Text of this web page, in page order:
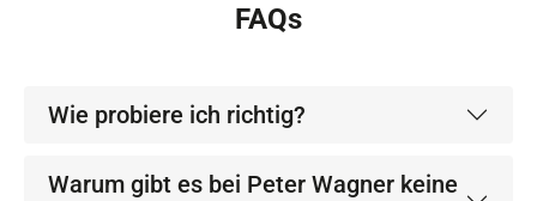
FAQs
Wie probiere ich richtig?
Warum gibt es bei Peter Wagner keine